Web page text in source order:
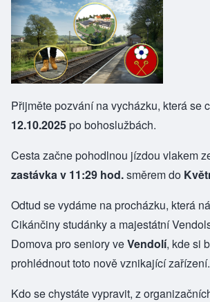
Přijměte pozvání na vycházku, která se
12.10.2025po bohoslužbách.
Cesta začne pohodlnou jízdou vlakem
zastávka v 11:29 hod.směrem do
Odtud se vydáme na procházku, která
Cikánčiny studánky a majestátní
Domova pro seniory veVendolí, kde si
prohlédnout toto nově vznikající zařízení.
Kdo se chystáte vypravit, z